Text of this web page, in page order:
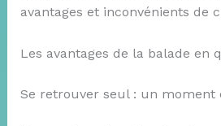
avantages et inconvénients de
Les avantages de la balade en
Se retrouver seul : un moment